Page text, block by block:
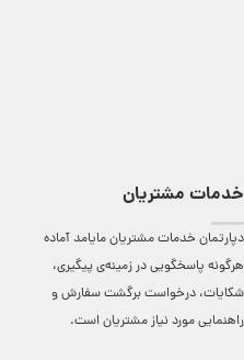
خدمات مشتریان
دپارتمان خدمات مشتریان مایامد آماده
هرگونه پاسخگویی در زمینه‌ی پیگیری،
شکایات، درخواست برگشت سفارش و
راهنمایی مورد نیاز مشتریان است.